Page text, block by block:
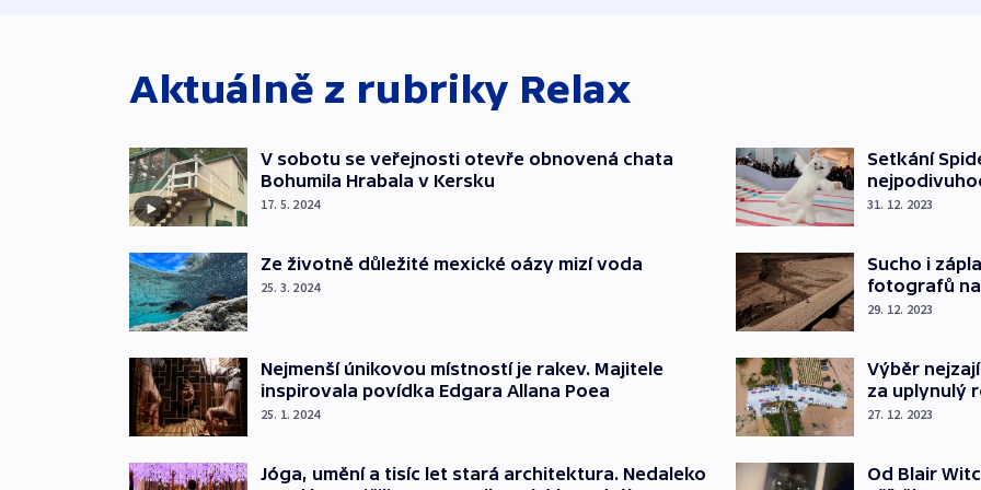
Aktuálně z rubriky Relax
V sobotu se veřejnosti otevře obnovená chata
Bohumila Hrabala v Kersku
17. 5. 2024
Ze životně důležité mexické oázy mizí voda
25. 3. 2024
Nejmenší únikovou místností je rakev. Majitele
inspirovala povídka Edgara Allana Poea
25. 1. 2024
Jóga, umění a tisíc let stará architektura. Nedaleko
Setkání
31. 12. 2023
Sucho i
fotografů
29. 12. 2023
Výběr
za uplynulý
27. 12. 2023
Od Blair